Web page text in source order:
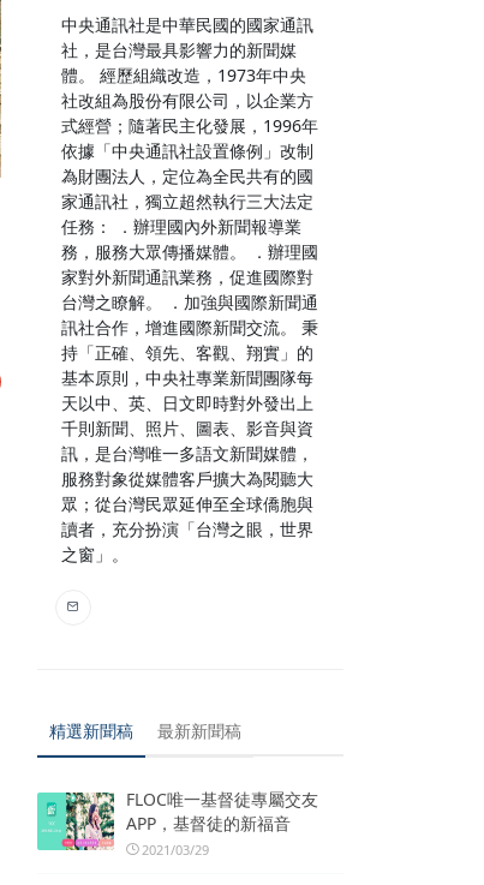
中央通訊社是中華民國的國家通訊
社，是台灣最具影響力的新聞媒
體。 經歷組織改造，1973年中央
社改組為股份有限公司，以企業方
式經營；隨著民主化發展，1996年
依據「中央通訊社設置條例」改制
為財團法人，定位為全民共有的國
家通訊社，獨立超然執行三大法定
任務： ．辦理國內外新聞報導業
務，服務大眾傳播媒體。 ．辦理國
家對外新聞通訊業務，促進國際對
台灣之瞭解。 ．加強與國際新聞通
訊社合作，增進國際新聞交流。 秉
持「正確、領先、客觀、翔實」的
基本原則，中央社專業新聞團隊每
天以中、英、日文即時對外發出上
千則新聞、照片、圖表、影音與資
訊，是台灣唯一多語文新聞媒體，
服務對象從媒體客戶擴大為閱聽大
眾；從台灣民眾延伸至全球僑胞與
讀者，充分扮演「台灣之眼，世界
之窗」。
精選新聞稿 最新新聞稿
FLOC唯一基督徒專屬交友
APP，基督徒的新福音
2021/03/29